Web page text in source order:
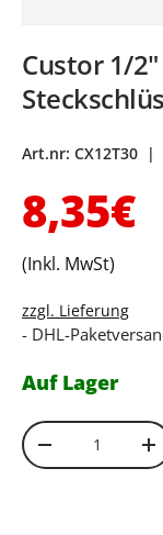
Custor 1/
Art.nr: CX12T30 |
8,35€
(Inkl. MwSt)
zzgl. Lieferung
- DHL-
Auf Lager
Anzahl
Menge